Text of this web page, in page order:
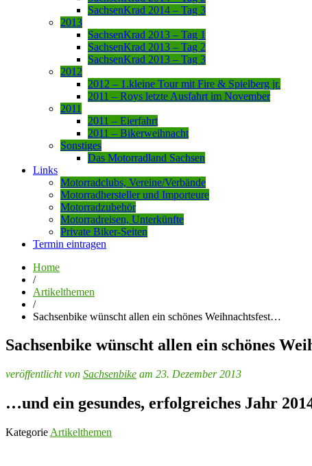
SachsenKrad 2014 – Tag 3
2013
SachsenKrad 2013 – Tag 1
SachsenKrad 2013 – Tag 2
SachsenKrad 2013 – Tag 3
2012
2012 – 1.kleine Tour mit Fire & Spielberg jr.
2011 – Roys letzte Ausfahrt im November
2011
2011 – Eierfahrt
2011 – Bikerweihnacht
Sonstiges
Das Motorradland Sachsen
Links
Motorradclubs, Vereine/Verbände
Motorradhersteller und Importeure
Motorradzubehör
Motorradreisen, Unterkünfte
Private Biker-Seiten
Termin eintragen
Home
/
Artikelthemen
/
Sachsenbike wünscht allen ein schönes Weihnachtsfest…
Sachsenbike wünscht allen ein schönes
veröffentlicht von Sachsenbike am 23. Dezember 2013
…und ein gesundes, erfolgreiches Jahr
Kategorie Artikelthemen